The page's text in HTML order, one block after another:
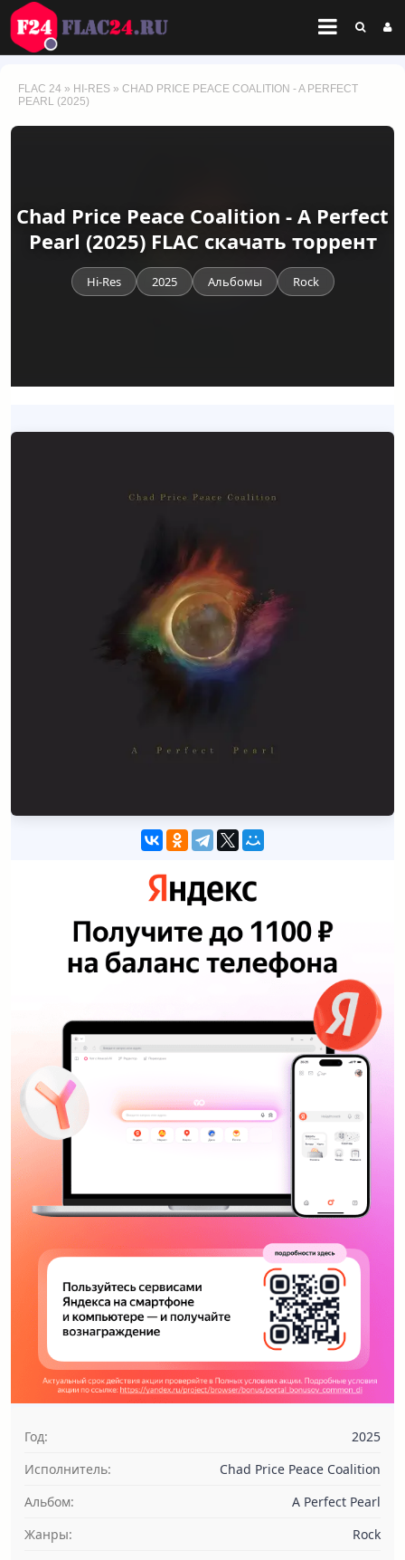
FLAC 24 » HI-RES » CHAD PRICE PEACE COALITION - A PERFECT
PEARL (2025)
Chad Price Peace Coalition - A Perfect
Pearl (2025) FLAC скачать торрент
Hi-Res 2025 Альбомы Rock
Год:
2025
Исполнитель:
Chad Price Peace Coalition
Альбом:
A Perfect Pearl
Жанры:
Rock